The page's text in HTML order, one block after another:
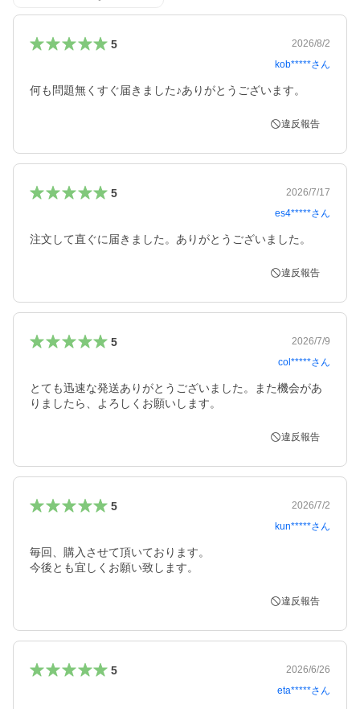
5
2026/8/2
kob*****さん
何も問題無くすぐ届きました♪ありがとうございます。
違反報告
5
2026/7/17
es4*****さん
注文して直ぐに届きました。ありがとうございました。
違反報告
5
2026/7/9
col*****さん
とても迅速な発送ありがとうございました。また機会があ
りましたら、よろしくお願いします。
違反報告
5
2026/7/2
kun*****さん
毎回、購入させて頂いております。
今後とも宜しくお願い致します。
違反報告
5
2026/6/26
eta*****さん